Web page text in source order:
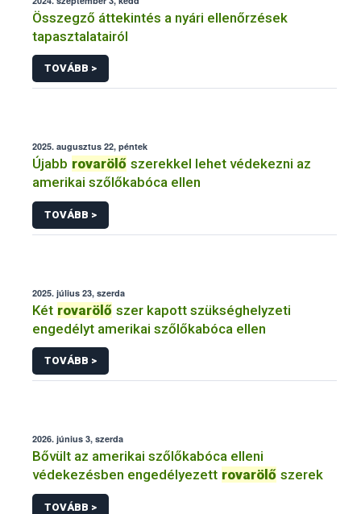
Összegző áttekintés a nyári ellenőrzések
tapasztalatairól
TOVÁBB >
2025. augusztus 22, péntek
Újabb rovarölő szerekkel lehet védekezni az
amerikai szőlőkabóca ellen
TOVÁBB >
2025. július 23, szerda
Két rovarölő szer kapott szükséghelyzeti
engedélyt amerikai szőlőkabóca ellen
TOVÁBB >
2026. június 3, szerda
Bővült az amerikai szőlőkabóca elleni
védekezésben engedélyezett rovarölő szerek
TOVÁBB >